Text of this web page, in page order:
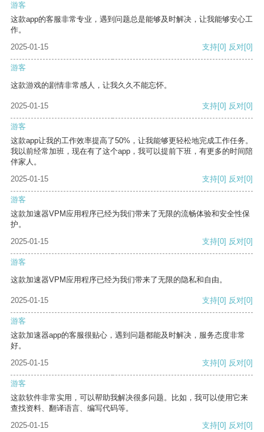
游客
这款app的客服非常专业，遇到问题总是能够及时解决，让我能够安心工
作。
2025-01-15
支持[0] 反对[0]
游客
这款游戏的剧情非常感人，让我久久不能忘怀。
2025-01-15 支持[0] 反对[0]
游客
这款app让我的工作效率提高了50%，让我能够更轻松地完成工作任务。
我以前经常加班，现在有了这个app，我可以提前下班，有更多的时间陪
伴家人。
2025-01-15
支持[0] 反对[0]
游客
这款加速器VPM应用程序已经为我们带来了无限的流畅体验和安全性保
护。
2025-01-15
支持[0] 反对[0]
游客
这款加速器VPM应用程序已经为我们带来了无限的隐私和自由。
2025-01-15 支持[0] 反对[0]
游客
这款加速器app的客服很贴心，遇到问题都能及时解决，服务态度非常
好。
2025-01-15
支持[0] 反对[0]
游客
这款软件非常实用，可以帮助我解决很多问题。比如，我可以使用它来
查找资料、翻译语言、编写代码等。
2025-01-15
支持[0] 反对[0]